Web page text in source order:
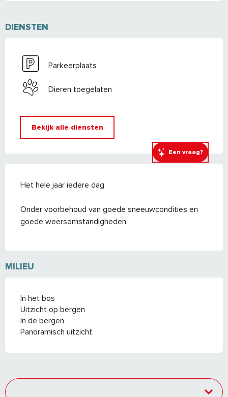
Een vraag?
DIENSTEN
Parkeerplaats
Dieren toegelaten
Bekijk alle diensten
Het hele jaar iedere dag.
Onder voorbehoud van goede sneeuwcondities en
goede weersomstandigheden.
MILIEU
In het bos
Uitzicht op bergen
In de bergen
Panoramisch uitzicht